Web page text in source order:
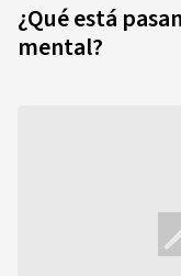
¿Qué está
mental?